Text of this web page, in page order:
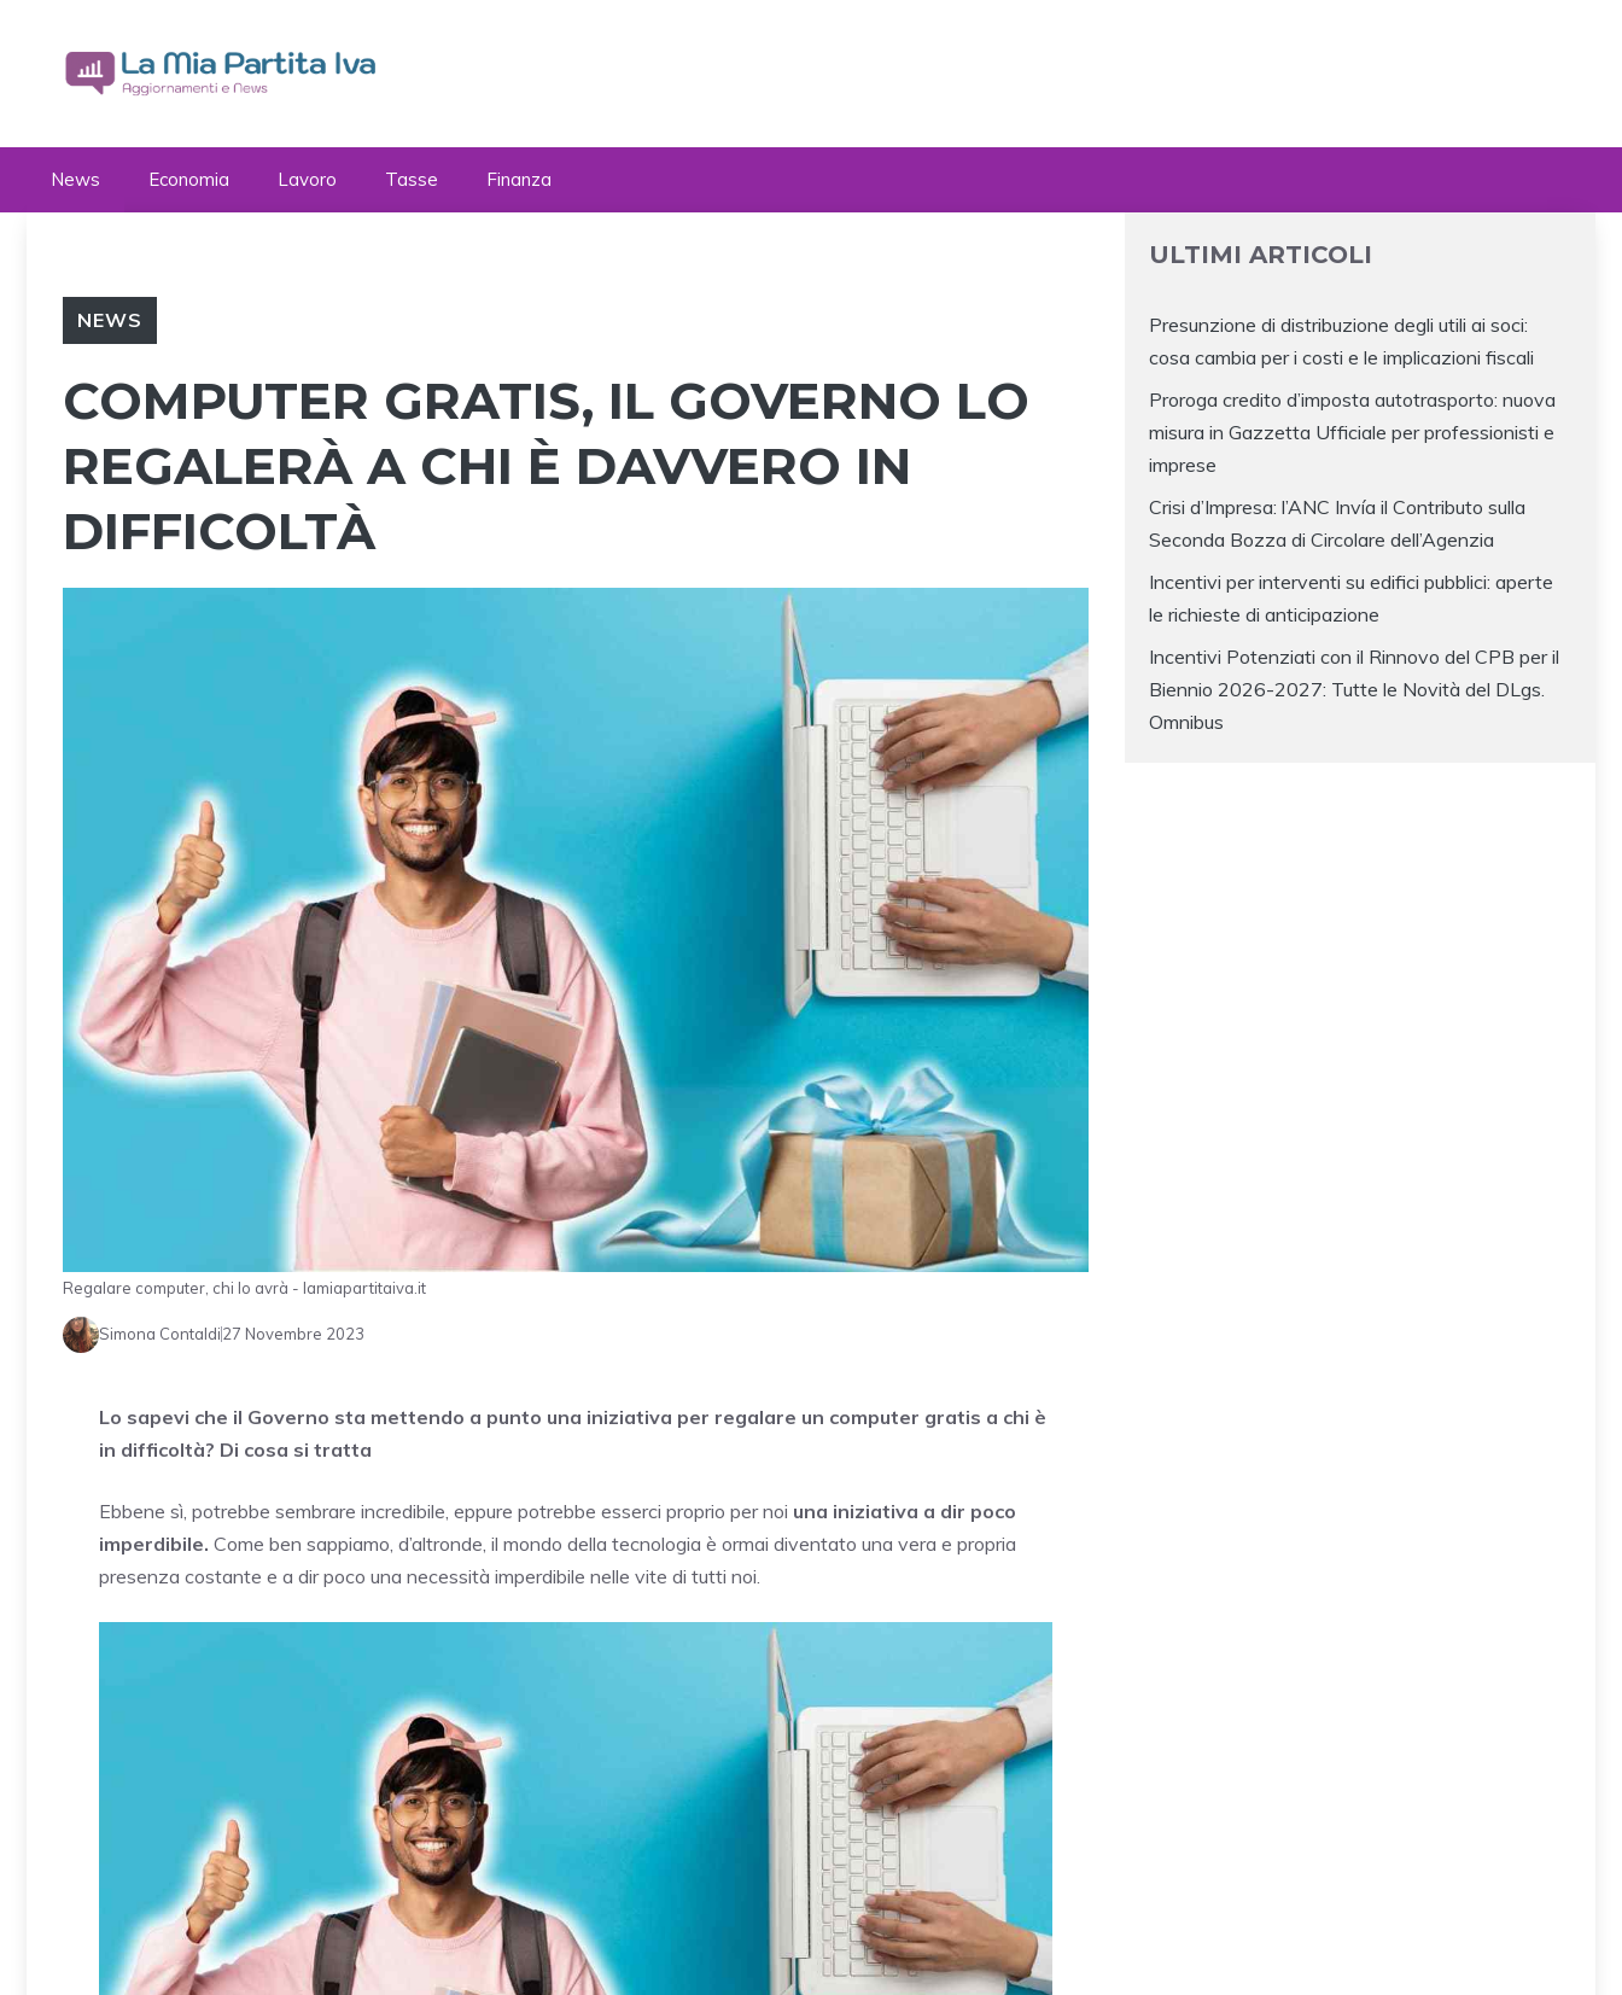
contenuto
News Economia Lavoro Tasse Finanza
NEWS
COMPUTER GRATIS, IL GOVERNO LO
REGALERÀ A CHI È DAVVERO IN
DIFFICOLTÀ
Regalare computer, chi lo avrà - lamiapartitaiva.it
Simona Contaldi27 Novembre 2023
Lo sapevi che il Governo sta mettendo a punto una iniziativa per regalare un computer gratis a chi è
in difficoltà? Di cosa si tratta
Ebbene sì, potrebbe sembrare incredibile, eppure potrebbe esserci proprio per noi una iniziativa a dir poco
imperdibile. Come ben sappiamo, d’altronde, il mondo della tecnologia è ormai diventato una vera e propria
presenza costante e a dir poco una necessità imperdibile nelle vite di tutti noi.
ULTIMI ARTICOLI
Presunzione di distribuzione degli utili ai soci:
cosa cambia per i costi e le implicazioni fiscali
Proroga credito d’imposta autotrasporto: nuova
misura in Gazzetta Ufficiale per professionisti e
imprese
Crisi d’Impresa: l’ANC Invía il Contributo sulla
Seconda Bozza di Circolare dell’Agenzia
Incentivi per interventi su edifici pubblici: aperte
le richieste di anticipazione
Incentivi Potenziati con il Rinnovo del CPB per il
Biennio 2026-2027: Tutte le Novità del DLgs.
Omnibus